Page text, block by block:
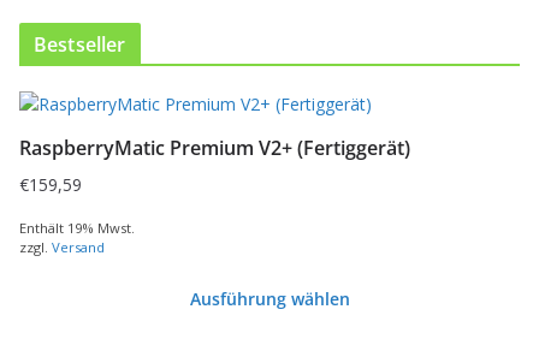
Bestseller
RaspberryMatic Premium V2+ (Fertiggerät)
€159,59
Enthält 19% Mwst.
zzgl. Versand
Ausführung wählen